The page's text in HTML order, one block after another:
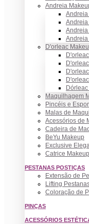
Andreia
Andreia
D'orleac
Maquilhagem
Pincéis e
Malas de
Acessórios de
Cadeira de
BeYu Makeup
Exclusive
Catrice Makeup
PESTANAS POSTIÇAS
Extensão de
Lifting
Coloração de
PINÇAS
ACESSÓRIOS